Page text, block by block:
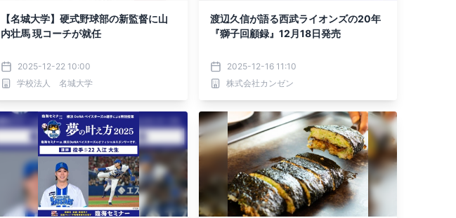
【名城大学】硬式野球部の新監督に山
内壮馬 現コーチが就任
2025-12-22 10:00
学校法人 名城大学
渡辺久信が語る西武ライオンズの20年
『獅子回顧録』12月18日発売
2025-12-16 11:10
株式会社カンゼン